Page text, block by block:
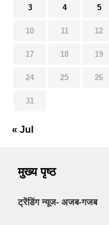
3 4 5
10 11 12
17 18 19
24 25 26
31
« Jul
मुख्य पृष्ठ
ट्रेंडिंग न्यूज- अजब-गजब